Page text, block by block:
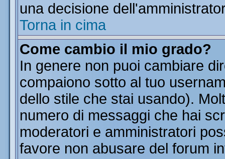
una decisione
Torna in cima
Come cambio il mio grado?
In genere non puoi cambiare
compaiono sotto al tuo
dello stile che stai usando).
numero di messaggi che hai
moderatori e amministratori
favore non abusare del forum